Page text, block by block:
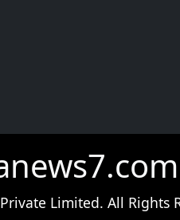
Limited. All Rights